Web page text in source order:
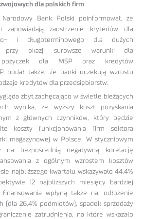
dla polskich firm
Bank Polski poinformował, że
zaostrzenie kryteriów dla
i długoterminowego dla dużych
przy okazji surowsze warunki dla
pożyczek dla MSP oraz kredytów
podał także, że banki oczekują wzrostu
kredytów dla przedsiębiorstw.
zbyt zachęcająco w świetle bieżących
wynika, że wyższy koszt pozyskania
z głównych czynników, który będzie
koszty funkcjonowania firm sektora
magazynowej w Polsce. W styczniowym
na bezpośrednią negatywną korelację
z ogólnym wzrostem kosztów
najbliższego kwartału wskazywało 44,4%
12 najbliższych miesięcy bardziej
wpłyną także na: odłożenie
(dla 26,4% podmiotów), spadek sprzedaży
zatrudnienia, na które wskazało